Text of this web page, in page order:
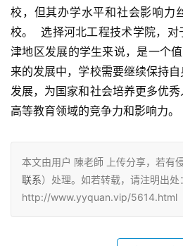
校，但其办学水平和社会影响力
校。  选择河北工程技术学院，对
津地区发展的学生来说，是一个
来的发展中，学校需要继续保持
发展，为国家和社会培养更多优
高等教育领域的竞争力和影响力。
本文由用户 陳老師 上传分享，若有
联系）处理。如若转载，请注明出处：
http://www.yyquan.vip/5614.html